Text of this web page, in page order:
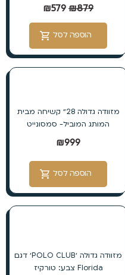
₪879
₪579
הוספה לסל
מזוודה גדולה 28״ קשיחה מבית
המותג המוביל- סמסונייט
₪999
הוספה לסל
מזוודה גדולה ׳POLO CLUB׳ דגם
Florida צבע: טורקיז